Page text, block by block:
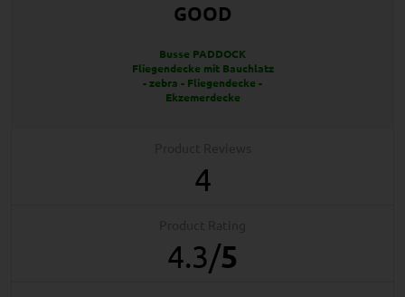
GOOD
Busse PADDOCK
Fliegendecke mit Bauchlatz
- zebra - Fliegendecke -
Ekzemerdecke
4
4.3/5